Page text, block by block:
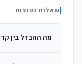
שאלות נפוצות
מה ההבדל בין